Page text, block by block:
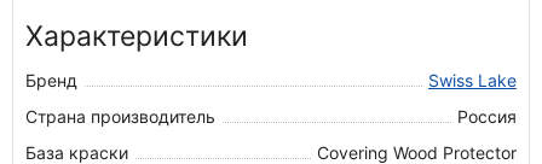
Характеристики
Бренд
Swiss Lake
Страна производитель
Россия
База краски
Covering Wood Protector